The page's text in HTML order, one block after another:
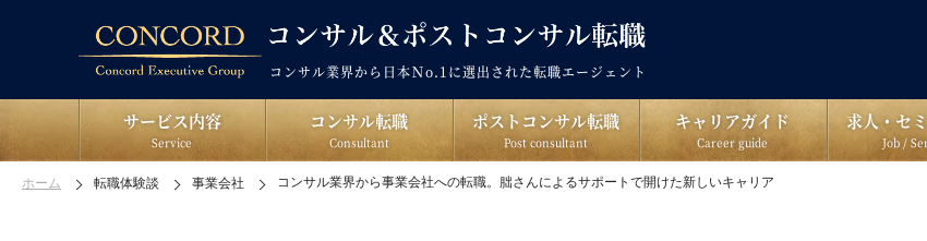
コンサル業界から日本Ｎo.1に選出された転職エージェント
サービス内容
Service
コンサル転職
Consultant
ポストコンサル転職
Post consultant
キャリアガイド
Career guide
求人・セ
Job /
ホーム 転職体験談 事業会社 コンサル業界から事業会社への転職。朏さんによるサポートで開けた新しいキャリア